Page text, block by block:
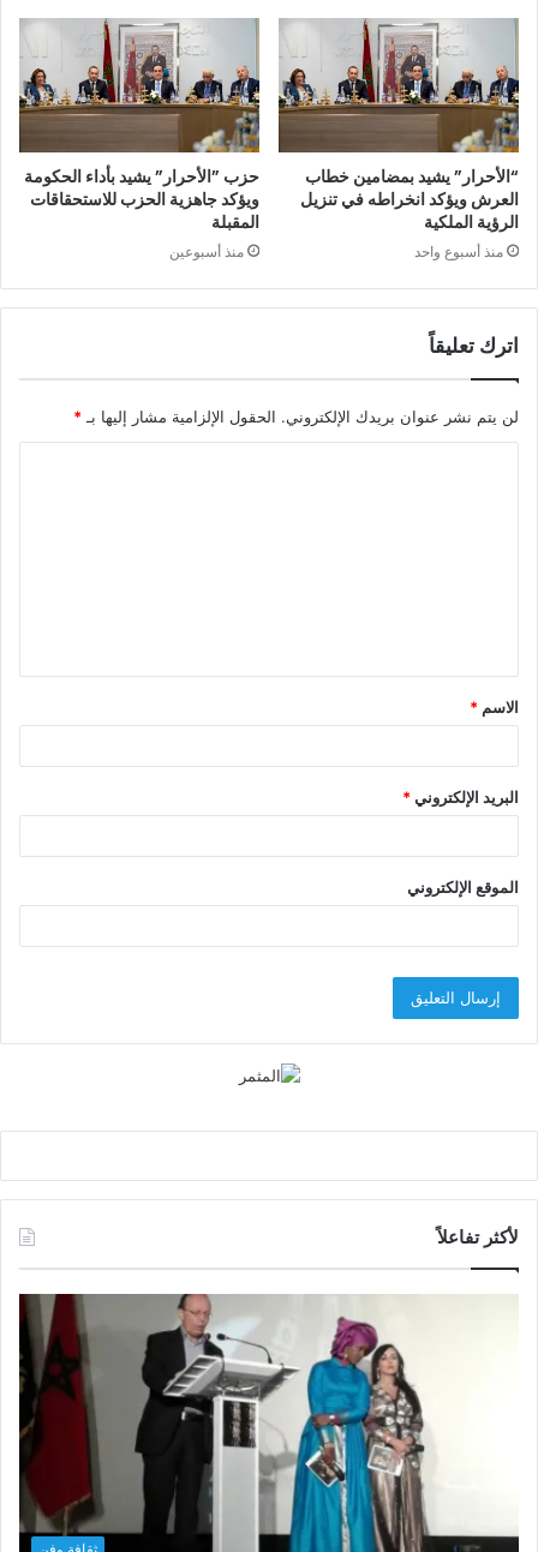
“الأحرار” يشيد بمضامين خطاب
العرش ويؤكد انخراطه في تنزيل
الرؤية الملكية
منذ أسبوع واحد
حزب ”الأحرار” يشيد بأداء الحكومة
ويؤكد جاهزية الحزب للاستحقاقات
المقبلة
منذ أسبوعين
اترك تعليقاً
لن يتم نشر عنوان بريدك الإلكتروني. الحقول الإلزامية مشار إليها بـ *
ق
*
الاسم *
البريد الإلكتروني*
الموقع الإلكتروني
لأكثر تفاعلاً